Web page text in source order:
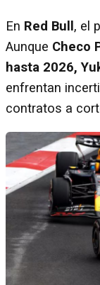
En Red Bull , el
Aunque Checo
hasta 2026,
enfrentan
contratos a